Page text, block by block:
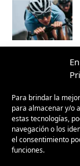
Para brindar la
para almacenar y/o
estas tecnologías,
navegación o los
el consentimiento
funciones.